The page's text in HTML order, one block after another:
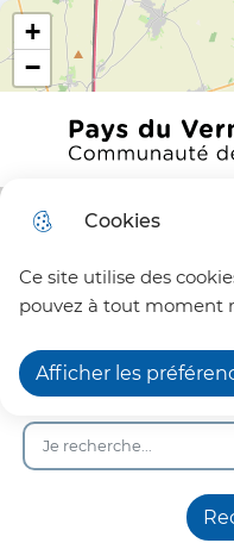
Cookies
Ce site utilise des
pouvez à tout moment
Afficher les
Aller au menu
Office du
Vue
attachée
Recherche en texte
+
−